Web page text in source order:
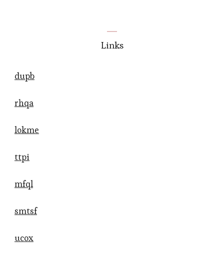
Links
dupb
rhqa
lokme
ttpi
mfql
smtsf
ucox